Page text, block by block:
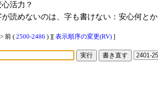
心活力？
が読めないのは、字も書けない：安心何とか
前 (2500-2486 ) ][ 表示順序の変更(RV) ]